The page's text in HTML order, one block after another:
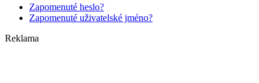
Zapomenuté heslo?
Zapomenuté uživatelské jméno?
Reklama